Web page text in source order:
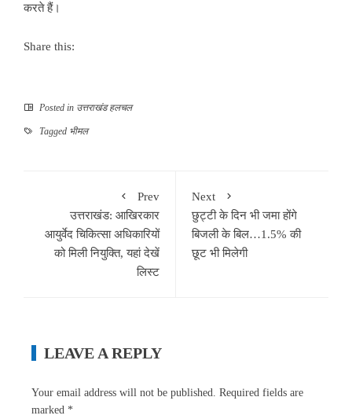
करते हैं।
Share this:
Posted in उत्तराखंड हलचल
Tagged भीमल
Prev
उत्तराखंड: आखिरकार
आयुर्वेद चिकित्सा अधिकारियों
को मिली नियुक्ति, यहां देखें
लिस्ट
Next
छुट्टी के दिन भी जमा होंगे
बिजली के बिल…1.5% की
छूट भी मिलेगी
LEAVE A REPLY
Your email address will not be published.
Required fields are
marked *